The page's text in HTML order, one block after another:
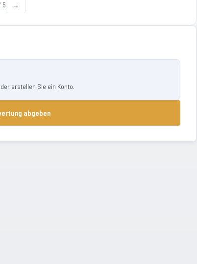
5 →
erstellen Sie ein Konto.
abgeben